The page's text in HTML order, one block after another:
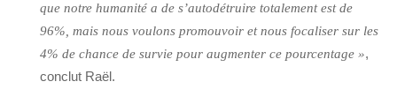
que notre humanité a de s’autodétruire totalement est de
96%, mais nous voulons promouvoir et nous focaliser sur les
4% de chance de survie pour augmenter ce pourcentage »,
conclut Raël.